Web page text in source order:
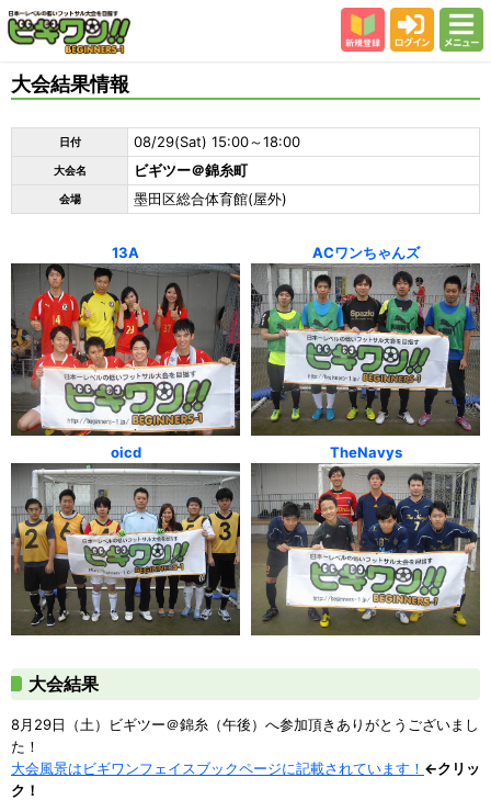
会場
大会結果
よくある質問
参加者の声
大会結果情報
日付 08/29(Sat) 15:00～18:00
大会名 ビギツー＠錦糸町
会場 墨田区総合体育館(屋外)
13A ACワンちゃんズ
oicd TheNavys
大会結果
8月29日（土）ビギツー＠錦糸（午後）へ参加頂きありがとうございまし
た！
大会風景はビギワンフェイスブックページに記載されています！ ←クリッ
ク！